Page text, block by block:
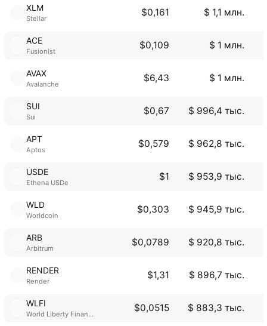
XLM
Stellar
$0,161 $ 1,1 млн.
ACE
Fusionist
$0,109 $ 1 млн.
AVAX
Avalanche
$6,43 $ 1 млн.
SUI
Sui
$0,67 $ 996,4 тыс.
APT
Aptos
$0,579 $ 962,8 тыс.
USDE
Ethena USDe
$1 $ 953,9 тыс.
WLD
Worldcoin
$0,303 $ 945,9 тыс.
ARB
Arbitrum
$0,0789 $ 920,8 тыс.
RENDER
Render
$1,31 $ 896,7 тыс.
WLFI
World Liberty Financial
$0,0515 $ 883,3 тыс.